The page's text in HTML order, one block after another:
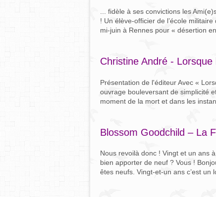
... fidèle à ses convictions les
! Un élève-officier de l’école
mi-juin à Rennes pour « désertion
Christine André -
Présentation de l'éditeur Avec «
ouvrage bouleversant de simplicité
moment de la mort et dans les
Blossom Goodchild – La
Nous revoilà donc ! Vingt et un ans
bien apporter de neuf ? Vous !
êtes neufs. Vingt-et-un ans c’est